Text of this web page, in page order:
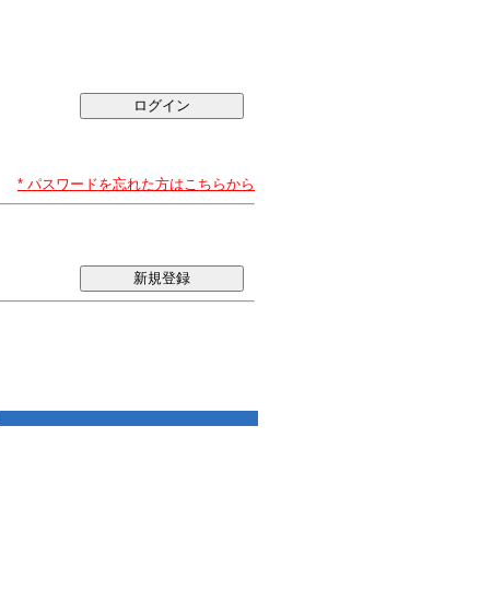
* パスワードを忘れた方はこちらから
新規登録